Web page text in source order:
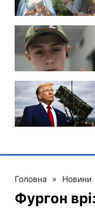
Головна » Новини
Фургон